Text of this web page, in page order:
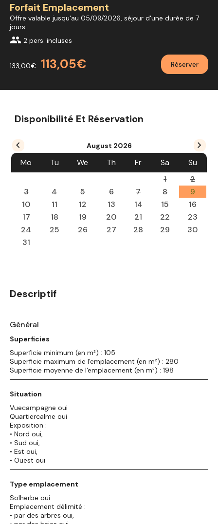
Forfait Emplacement
Offre valable jusqu'au 05/09/2026, séjour d'une durée de 7
jours
group 2 pers. incluses
133,00€ 113,05€ Réserver
Disponibilité Et Réservation
August 2026
Mo Tu We Th Fr Sa
Su
1
2
3
4 5 6 7 8
9
10
11 12 13 14 15
16
17
18 19 20 21 22
23
24
25 26 27 28 29
30
31
Descriptif
Général
Superficies
Superficie minimum (en m²) : 105
Superficie maximum de l'emplacement (en m²) : 280
Superficie moyenne de l'emplacement (en m²) : 198
Situation
Vuecampagne oui
Quartiercalme oui
Exposition :
• Nord oui,
• Sud oui,
• Est oui,
• Ouest oui
Type emplacement
Solherbe oui
Emplacement délimité :
• par des arbres oui,